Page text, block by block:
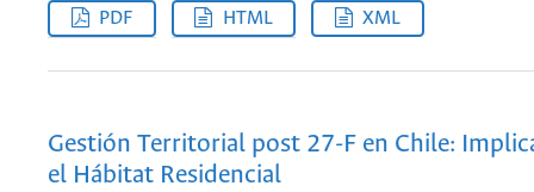
PDF HTML XML
Gestión Territorial post 27-F en Chile:
el Hábitat Residencial